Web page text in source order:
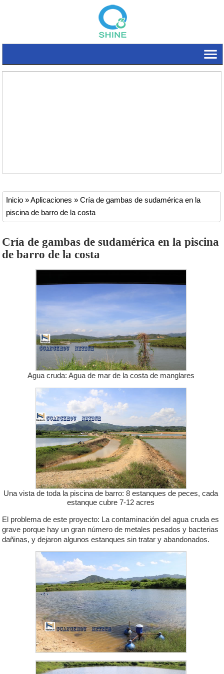
Inicio»Aplicaciones »Cría de gambas de sudamérica en la
piscina de barro de la costa
Cría de gambas de sudamérica en la piscina
de barro de la costa
Agua cruda: Agua de mar de la costa de manglares
Una vista de toda la piscina de barro: 8 estanques de peces, cada
estanque cubre 7-12 acres
El problema de este proyecto: La contaminación del agua cruda es
grave porque hay un gran número de metales pesados y bacterias
dañinas, y dejaron algunos estanques sin tratar y abandonados.